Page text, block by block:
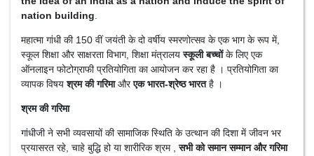
nation building.
महात्मा गांधी की 150 वीं जयंती के दो वर्षीय स्मरणोत्सव के एक भाग के रूप में,
स्कूल शिक्षा और साक्षरता विभाग, शिक्षा मंत्रालयस्कूली बच्चोंके लिए एक
ऑनलाइन फोटोग्राफी प्रतियोगिता का आयोजन कर रहा है । प्रतियोगिता का
व्यापक विषयश्रम की गरिमाऔरएक भारत-श्रेष्ठ भारतहै ।
श्रम की गरिमा
गांधीजी ने सभी व्यवसायों की सामाजिक स्थिति के उत्थान की दिशा में जीवन भर
प्रयासरत रहे, चाहे बुद्धि हो या शारीरिक श्रम ,सभी को समान सम्मान और गरिमा